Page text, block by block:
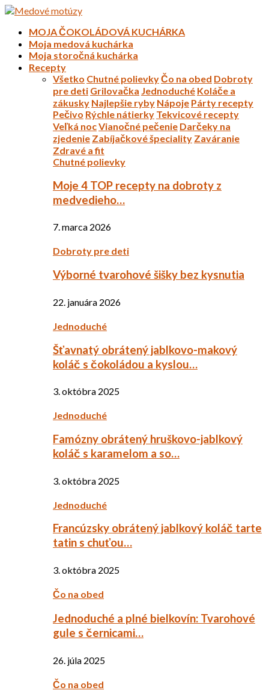
MOJA ČOKOLÁDOVÁ KUCHÁRKA
Moja medová kuchárka
Moja storočná kuchárka
Recepty
Všetko Chutné polievkyČo na obed Dobroty
pre deti Grilovačka Jednoduché Koláče a
zákusky Najlepšie ryby Nápoje Párty recepty
Pečivo Rýchle nátierky Tekvicové recepty
Veľká nocVianočné pečenie Darčeky na
zjedenie Zabíjačkové špeciality Zaváranie
Zdravé a fit
Chutné polievky
Moje 4 TOP recepty na dobroty z
medvedieho…
7. marca 2026
Dobroty pre deti
Výborné tvarohové šišky bez kysnutia
22. januára 2026
Jednoduché
Šťavnatý obrátený jablkovo-makový
koláč s čokoládou a kyslou…
3. októbra 2025
Jednoduché
Famózny obrátený hruškovo-jablkový
koláč s karamelom a so…
3. októbra 2025
Jednoduché
Francúzsky obrátený jablkový koláč tarte
tatin s chuťou…
3. októbra 2025
Čo na obed
Jednoduché a plné bielkovín: Tvarohové
gule s černicami…
26. júla 2025
Čo na obed